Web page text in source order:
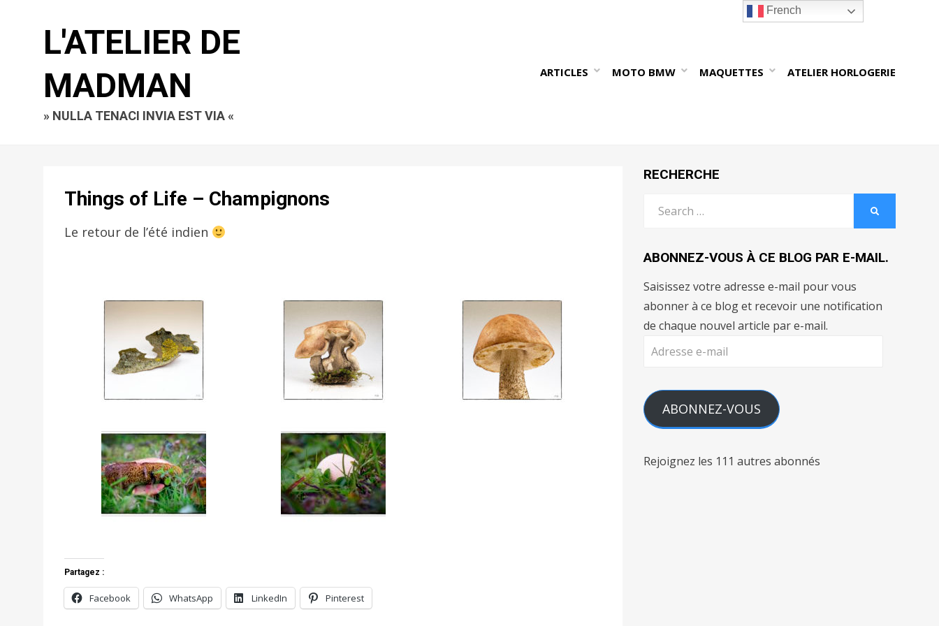
L'ATELIER DE
MADMAN
» NULLA TENACI INVIA EST VIA «
ARTICLES MOTO BMW MAQUETTES ATELIER HORLOGERIE
Things of Life – Champignons
Le retour de l’été indien
Partagez :
Facebook WhatsApp LinkedIn Pinterest
RECHERCHE
ABONNEZ-VOUS À CE BLOG PAR E-MAIL.
Saisissez votre adresse e-mail pour vous
abonner à ce blog et recevoir une notification
de chaque nouvel article par e-mail.
Adresse
ABONNEZ-VOUS
Rejoignez les 111 autres abonnés
French